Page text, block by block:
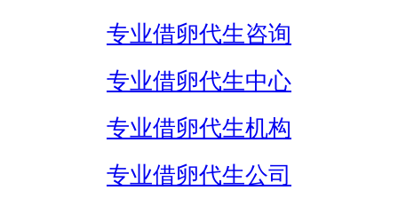
专业借卵代生咨询
专业借卵代生中心
专业借卵代生机构
专业借卵代生公司